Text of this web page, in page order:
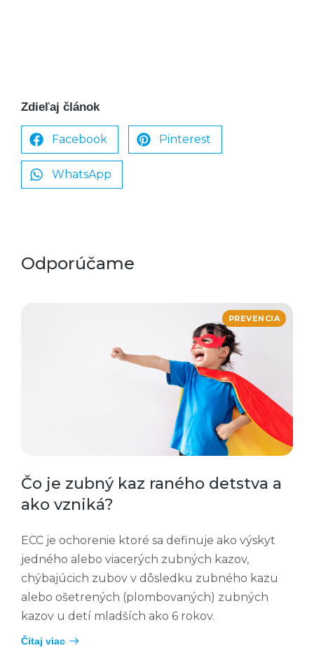
Zdieľaj článok
Facebook Pinterest
WhatsApp
Odporúčame
PREVENCIA
Čo je zubný kaz raného detstva a
ako vzniká?
ECC je ochorenie ktoré sa definuje ako výskyt
jedného alebo viacerých zubných kazov,
chýbajúcich zubov v dôsledku zubného kazu
alebo ošetrených (plombovaných) zubných
kazov u detí mladších ako 6 rokov.
Čitaj viac